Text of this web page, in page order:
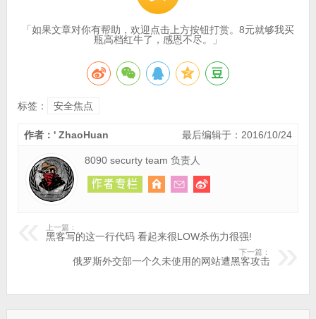
「如果文章对你有帮助，欢迎点击上方按钮打赏。8元就够我买
瓶高档红牛了，感恩不尽。」
标签： 安全焦点
最后编辑于：2016/10/24
作者：' ZhaoHuan
8090 securty team 负责人
上一篇：
黑客写的这一行代码 看起来很LOW杀伤力很强!
下一篇：
俄罗斯外交部一个久未使用的网站遭黑客攻击